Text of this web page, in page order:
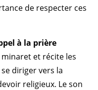
de respecter ces
à la prière
et récite les
diriger vers la
religieux. Le son